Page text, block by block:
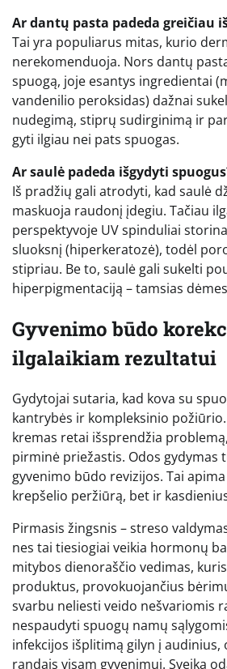
Ar dantų pasta padeda greičiau
Tai yra populiarus mitas, kurio
nerekomenduoja. Nors dantų
spuogą, joje esantys ingredientai
vandenilio peroksidas) dažnai
nudegimą, stiprų sudirginimą ir
gyti ilgiau nei pats spuogas.
Ar saulė padeda išgydyti
Iš pradžių gali atrodyti, kad saulė
maskuoja raudonį įdegiu. Tačiau
perspektyvoje UV spinduliai
sluoksnį (hiperkeratozė), todėl
stipriau. Be to, saulė gali sukelti
hiperpigmentaciją – tamsias
Gyvenimo būdo
ilgalaikiam rezultatui
Gydytojai sutaria, kad kova su
kantrybės ir kompleksinio
kremas retai išsprendžia
pirminė priežastis. Odos
gyvenimo būdo revizijos. Tai
krepšelio peržiūrą, bet ir
Pirmasis žingsnis – streso
nes tai tiesiogiai veikia hormonų
mitybos dienoraščio vedimas,
produktus, provokuojančius
svarbu neliesti veido nešvariomis
nespaudyti spuogų namų
infekcijos išplitimą gilyn į audinius,
randais visam gyvenimui. Sveika